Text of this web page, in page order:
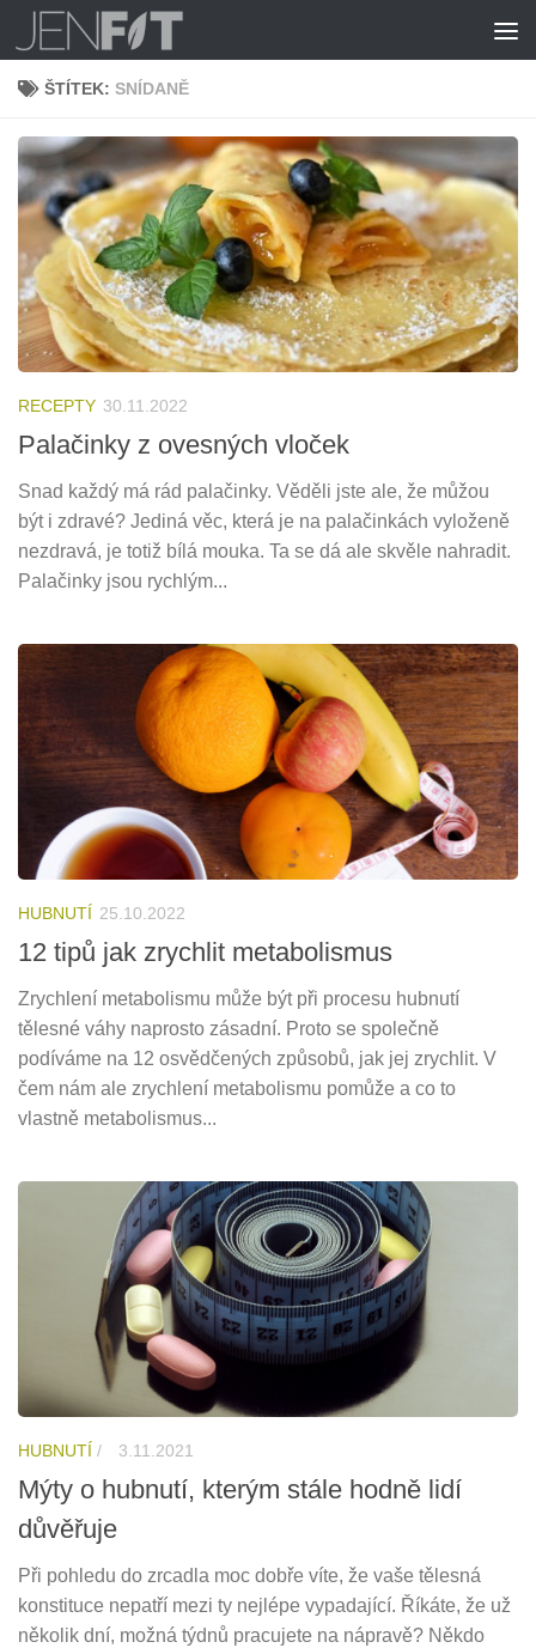
Skip to content
ŠTÍTEK: SNÍDANĚ
RECEPTY 30.11.2022
Palačinky z ovesných vloček
Snad každý má rád palačinky. Věděli jste ale, že můžou
být i zdravé? Jediná věc, která je na palačinkách vyloženě
nezdravá, je totiž bílá mouka. Ta se dá ale skvěle nahradit.
Palačinky jsou rychlým...
HUBNUTÍ 25.10.2022
12 tipů jak zrychlit metabolismus
Zrychlení metabolismu může být při procesu hubnutí
tělesné váhy naprosto zásadní. Proto se společně
podíváme na 12 osvědčených způsobů, jak jej zrychlit. V
čem nám ale zrychlení metabolismu pomůže a co to
vlastně metabolismus...
HUBNUTÍ / 3.11.2021
Mýty o hubnutí, kterým stále hodně lidí
důvěřuje
Při pohledu do zrcadla moc dobře víte, že vaše tělesná
konstituce nepatří mezi ty nejlépe vypadající. Říkáte, že už
několik dní, možná týdnů pracujete na nápravě? Někdo